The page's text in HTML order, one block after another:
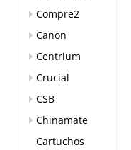
Compre2
Canon
Centrium
Crucial
CSB
Chinamate
Cartuchos